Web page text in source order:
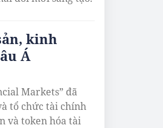
kinh
Á
Markets” đã
tổ chức tài chính
và token hóa tài